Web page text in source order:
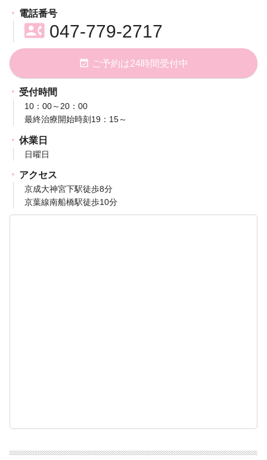
電話番号
contact_phone 047-779-2717
event_available ご予約は24時間受付中
受付時間
10：00～20：00
最終治療開始時刻19：15～
休業日
日曜日
アクセス
京成大神宮下駅徒歩8分
京葉線南船橋駅徒歩10分